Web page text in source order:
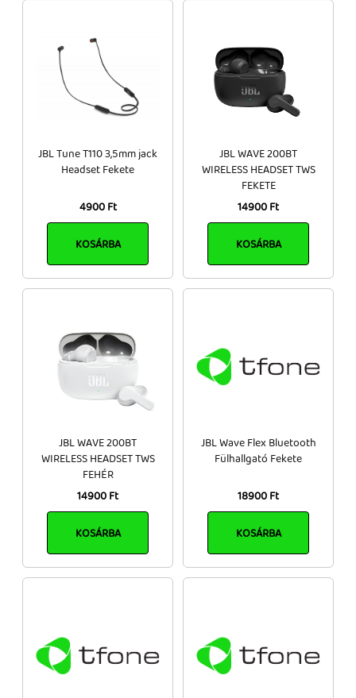
JBL Tune T110 3,5mm jack
Headset Fekete
4900 Ft
KOSÁRBA
JBL WAVE 200BT
WIRELESS HEADSET TWS
FEKETE
14900 Ft
KOSÁRBA
JBL WAVE 200BT
WIRELESS HEADSET TWS
FEHÉR
14900 Ft
KOSÁRBA
JBL Wave Flex Bluetooth
Fülhallgató Fekete
18900 Ft
KOSÁRBA